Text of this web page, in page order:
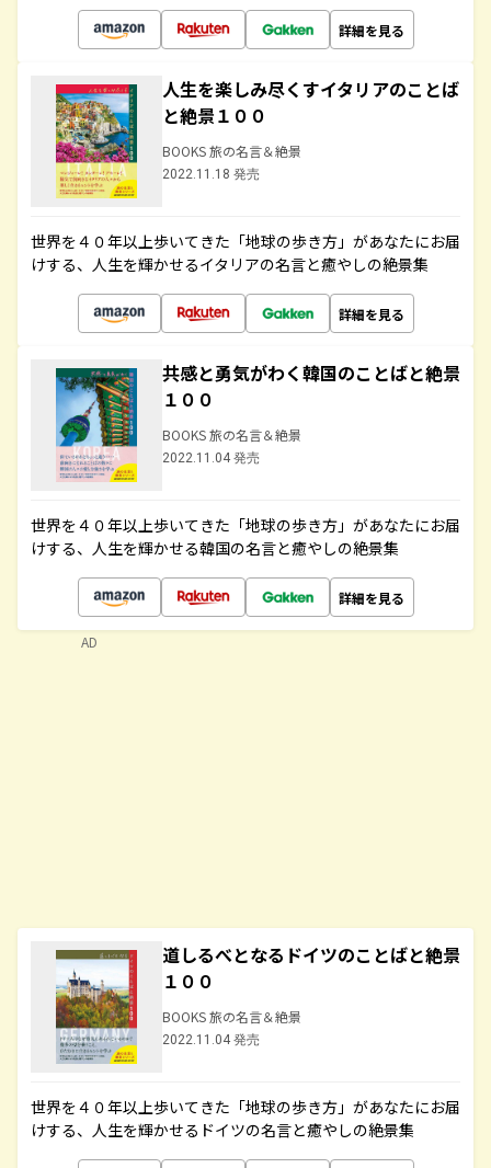
詳細を見る
人生を楽しみ尽くすイタリアのことば
と絶景１００
BOOKS 旅の名言＆絶景
2022.11.18 発売
世界を４０年以上歩いてきた「地球の歩き方」があなたにお届
けする、人生を輝かせるイタリアの名言と癒やしの絶景集
詳細を見る
共感と勇気がわく韓国のことばと絶景
１００
BOOKS 旅の名言＆絶景
2022.11.04 発売
世界を４０年以上歩いてきた「地球の歩き方」があなたにお届
けする、人生を輝かせる韓国の名言と癒やしの絶景集
詳細を見る
道しるべとなるドイツのことばと絶景
１００
BOOKS 旅の名言＆絶景
2022.11.04 発売
世界を４０年以上歩いてきた「地球の歩き方」があなたにお届
けする、人生を輝かせるドイツの名言と癒やしの絶景集
AD